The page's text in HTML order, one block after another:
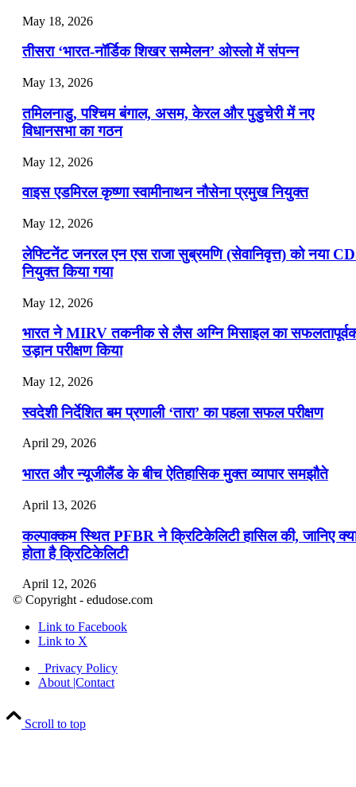
July 19, 2026
📝 डेली करेंट अफेयर्स: 16-18 जुलाई 2026
July 16, 2026
📝 डेली करेंट अफेयर्स: 13-15 जुलाई 2026
May 18, 2026
तीसरा ‘भारत-नॉर्डिक शिखर सम्मेलन’ ओस्लो में संपन्न
May 13, 2026
तमिलनाडु, पश्चिम बंगाल, असम, केरल और पुडुचेरी में नए
विधानसभा का गठन
May 12, 2026
वाइस एडमिरल कृष्णा स्वामीनाथन नौसेना प्रमुख नियुक्त
May 12, 2026
लेफ्टिनेंट जनरल एन एस राजा सुब्रमणि (सेवानिवृत्त) को नया
नियुक्त किया गया
May 12, 2026
भारत ने MIRV तकनीक से लैस अग्नि मिसाइल का
उड़ान परीक्षण किया
May 12, 2026
स्वदेशी निर्देशित बम प्रणाली ‘तारा’ का पहला सफल परीक्षण
April 29, 2026
भारत और न्यूजीलैंड के बीच ऐतिहासिक मुक्त व्यापार समझौते
April 13, 2026
कल्पाक्कम स्थित PFBR ने क्रिटिकेलिटी हासिल की, जानिए
होता है क्रिटिकेलिटी
April 12, 2026
April 9, 2026
नासा का आर्टेमिस-2 मिशन: मनुष्य एक बार फिर से चंद्रमा के
पहुंचा
April 7, 2026
© Copyright - edudose.com
Link to Facebook
Link to X
Privacy Policy
About |Contact
Scroll to top